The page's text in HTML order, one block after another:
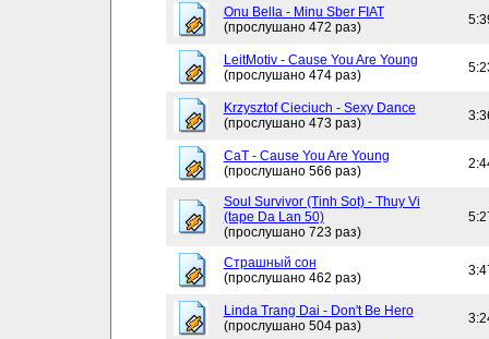
Onu Bella - Minu Sber FIAT
(прослушано 472 раз)
LeitMotiv - Cause You Are Young
(прослушано 474 раз)
Krzysztof Cieciuch - Sexy Dance
(прослушано 473 раз)
CaT - Cause You Are Young
(прослушано 566 раз)
Soul Survivor (Tinh Sot) - Thuy Vi
(tape Da Lan 50)
(прослушано 723 раз)
Страшный сон
(прослушано 462 раз)
Linda Trang Dai - Don't Be Hero
(прослушано 504 раз)